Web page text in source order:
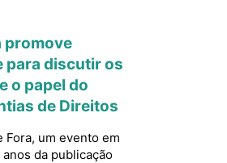
promove
para discutir os
o papel do
de Direitos
um evento em
da publicação